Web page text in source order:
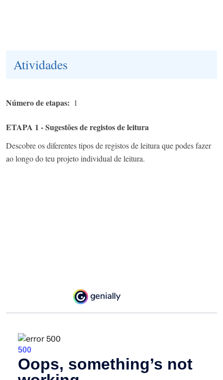
Atividades
Número de etapas 1
ETAPA 1 - Sugestões de registos de leitura
Descobre os diferentes tipos de registos de leitura que podes fazer
ao longo do teu projeto individual de leitura.